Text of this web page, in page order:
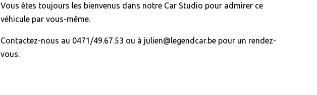
Vous êtes toujours les bienvenus dans notre Car Studio pour admirer ce
véhicule par vous-même.
Contactez-nous au 0471/49.67.53 ou à julien@legendcar.be pour un rendez-
vous.